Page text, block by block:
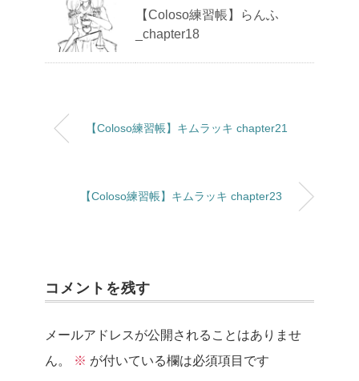
【Coloso練習帳】らんふ
_chapter18
【Coloso練習帳】キムラッキ chapter21
【Coloso練習帳】キムラッキ chapter23
コメントを残す
メールアドレスが公開されることはありませ
ん。
※ が付いている欄は必須項目です